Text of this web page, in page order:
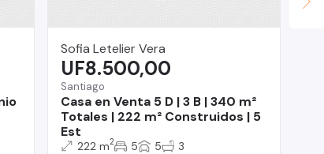
Sofia Letelier Vera
Santiago
Casa en Venta 5 D | 3 B | 340 m²
Totales | 222 m² Construidos | 5
Est
UF8.500,00
222 m2 5 5 3